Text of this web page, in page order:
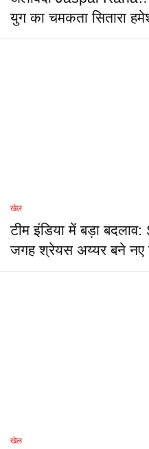
युग का चमकता सितारा
खेल
टीम इंडिया में बड़ा
जगह श्रेयस अय्यर बने नए
खेल